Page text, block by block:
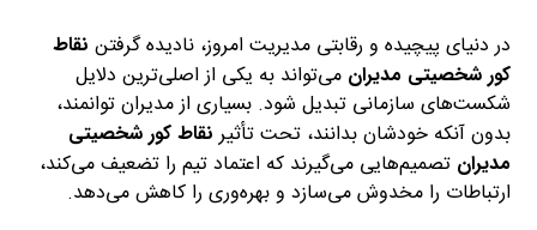
در دنیای پیچیده و رقابتی مدیریت امروز، نادیده گرفتن نقاط
کور شخصیتی مدیران می‌تواند به یکی از اصلی‌ترین دلایل
شکست‌های سازمانی تبدیل شود. بسیاری از مدیران توانمند،
بدون آنکه خودشان بدانند، تحت تأثیر نقاط کور شخصیتی
مدیران تصمیم‌هایی می‌گیرند که اعتماد تیم را تضعیف می‌کند،
ارتباطات را مخدوش می‌سازد و بهره‌وری را کاهش می‌دهد.